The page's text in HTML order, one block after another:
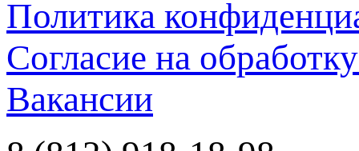
Политика
Согласие на
Вакансии